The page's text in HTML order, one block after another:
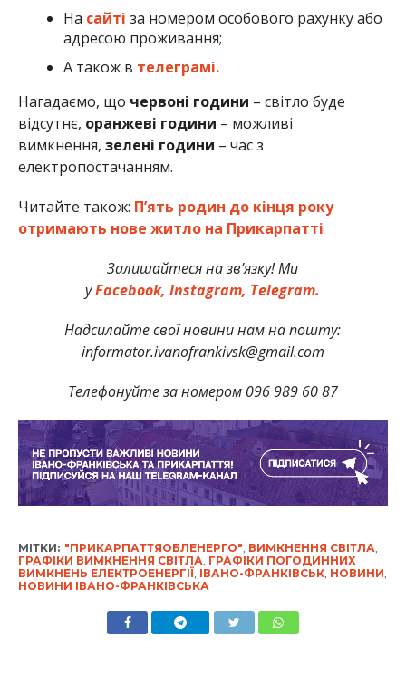
На сайті за номером особового рахунку або
адресою проживання;
А також в телеграмі.
Нагадаємо, що червоні години – світло буде
відсутнє, оранжеві години – можливі
вимкнення, зелені години – час з
електропостачанням.
Читайте також: П’ять родин до кінця року
отримають нове житло на Прикарпатті
Залишайтеся на зв’язку! Ми
уFacebook, Instagram, Telegram.
Надсилайте свої новини нам на пошту:
informator.ivanofrankivsk@gmail.com
Телефонуйте за номером 096 989 60 87
МІТКИ: "ПРИКАРПАТТЯОБЛЕНЕРГО" ВИМКНЕННЯ СВІТЛА
ГРАФІКИ ВИМКНЕННЯ СВІТЛА ГРАФІКИ ПОГОДИННИХ
ВИМКНЕНЬ ЕЛЕКТРОЕНЕРГІЇ, ІВАНО-ФРАНКІВСЬК, НОВИНИ
НОВИНИ ІВАНО-ФРАНКІВСЬКА